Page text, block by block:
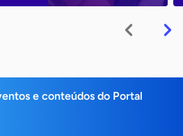
e conteúdos do Portal